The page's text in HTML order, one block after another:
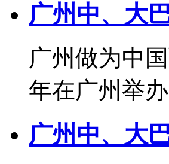
广州中、大
广州做为中
年在广州举
广州中、大